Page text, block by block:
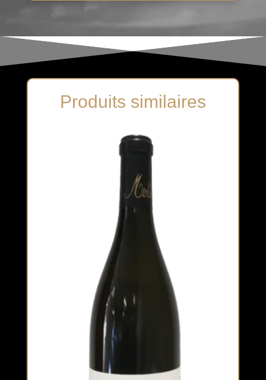
Produits similaires